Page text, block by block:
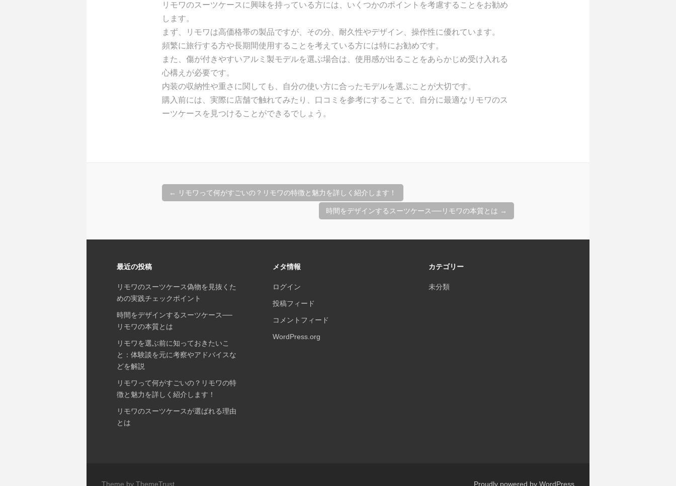
リモワのスーツケースに興味を持っている方には、いくつかのポイントを考慮することをお勧め
します。
まず、リモワは高価格帯の製品ですが、その分、耐久性やデザイン、操作性に優れています。
頻繁に旅行する方や長期間使用することを考えている方には特にお勧めです。
また、傷が付きやすいアルミ製モデルを選ぶ場合は、使用感が出ることをあらかじめ受け入れる
心構えが必要です。
内装の収納性や重さに関しても、自分の使い方に合ったモデルを選ぶことが大切です。
購入前には、実際に店舗で触れてみたり、口コミを参考にすることで、自分に最適なリモワのス
ーツケースを見つけることができるでしょう。
ビ
ゲ
← リモワって何がすごいの？リモワの特徴と魅力を詳しく紹介します！
時間をデザインするスーツケース──リモワの本質とは →
最近の投稿
リモワのスーツケース偽物を見抜くた
めの実践チェックポイント
時間をデザインするスーツケース──
リモワの本質とは
リモワを選ぶ前に知っておきたいこ
と：体験談を元に考察やアドバイスな
どを解説
リモワって何がすごいの？リモワの特
徴と魅力を詳しく紹介します！
リモワのスーツケースが選ばれる理由
とは
メタ情報
ログイン
投稿フィード
コメントフィード
WordPress.org
カテゴリー
未分類
Theme by ThemeTrust Proudly powered by WordPress